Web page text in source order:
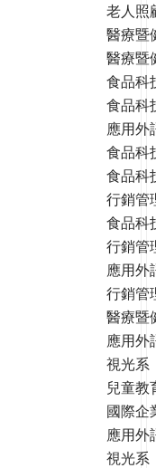
老人照
醫療暨
醫療暨
食品科
食品科
應用外
食品科
食品科
行銷管
食品科
行銷管
應用外
行銷管
醫療暨
應用外
視光系
兒童教
國際企
應用外
視光系